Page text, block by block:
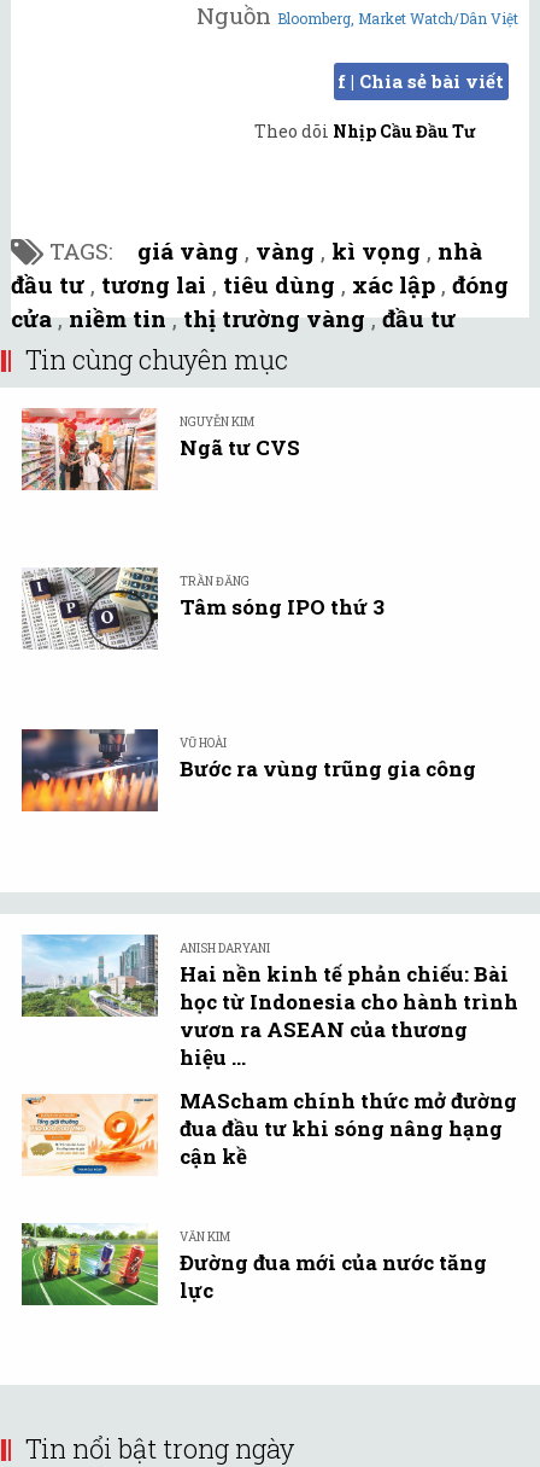
Nguồn Bloomberg, Market Watch/Dân Việt
f | Chia sẻ bài viết
Theo dõi Nhịp Cầu Đầu Tư
TAGS: giá vàng , vàng , kì vọng , nhà
đầu tư , tương lai , tiêu dùng , xác lập , đóng
cửa,niềm tin,thị trường vàng,đầu tư
Tin cùng chuyên mục
NGUYỄN KIM
Ngã tư CVS
TRẦN ĐĂNG
Tâm sóng IPO thứ 3
VŨ HOÀI
Bước ra vùng trũng gia công
ANISH DARYANI
Hai nền kinh tế phản chiếu: Bài
học từ Indonesia cho hành trình
vươn ra ASEAN của thương
hiệu ...
MAScham chính thức mở đường
đua đầu tư khi sóng nâng hạng
cận kề
VĂN KIM
Đường đua mới của nước tăng
lực
Tin nổi bật trong ngày